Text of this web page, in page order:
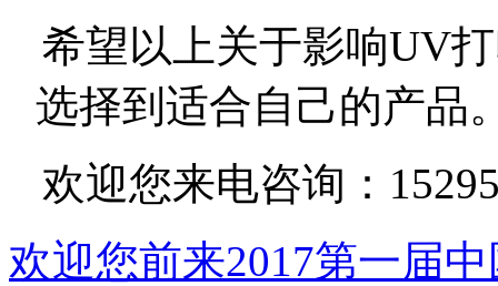
希望以上关于影响UV
选择到适合自己的产品
欢迎您来电咨询：
欢迎您前来2017第一届